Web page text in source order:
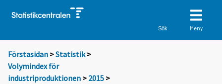
Sök Meny
Förstasidan >Statistik >
Volymindex för
industriproduktionen > 2015 >